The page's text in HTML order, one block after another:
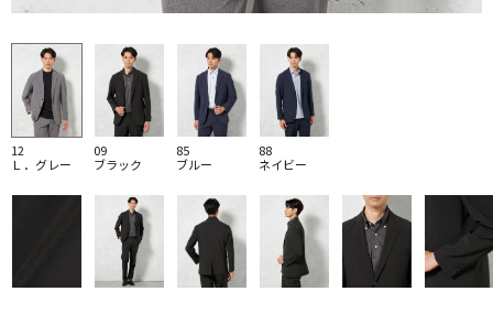
12
Ｌ．グレー
09
ブラック
85
ブルー
88
ネイビー